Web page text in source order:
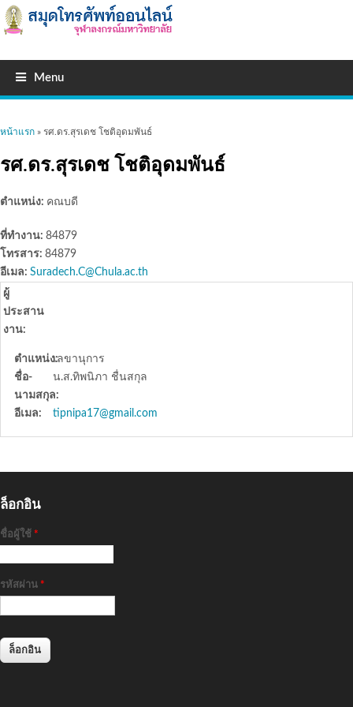
Menu
คุณอยู่ที่นี่
หน้าแรก » รศ.ดร.สุรเดช โชติอุดมพันธ์
รศ.ดร.สุรเดช โชติอุดมพันธ์
ตำแหน่ง: คณบดี
ที่ทำงาน: 84879
โทรสาร: 84879
อีเมล: Suradech.C@Chula.ac.th
ผู้
ประสาน
งาน:
ตำแหน่ง:เลขานุการ
ชื่อ-
นามสกุล:
น.ส.ทิพนิภา ชื่นสกุล
อีเมล: tipnipa17@gmail.com
ล็อกอิน
ชื่อผู้ใช้ *
รหัสผ่าน *